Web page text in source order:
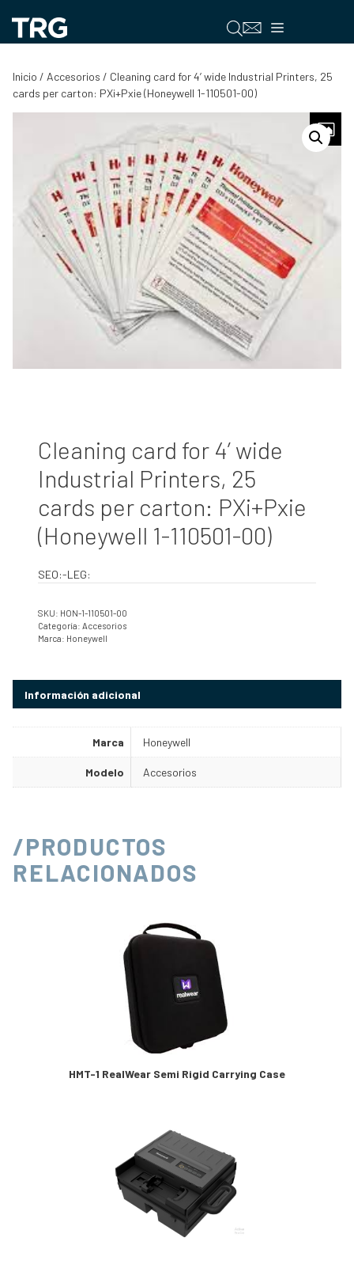
contenido
Menú
Inicio / Accesorios / Cleaning card for 4’ wide Industrial Printers, 25
cards per carton: PXi+Pxie (Honeywell 1-110501-00)
Cleaning card for 4’ wide
Industrial Printers, 25
cards per carton: PXi+Pxie
(Honeywell 1-110501-00)
SEO:-LEG:
SKU: HON-1-110501-00
Categoría: Accesorios
Marca: Honeywell
Información adicional
Marca Honeywell
Modelo Accesorios
/PRODUCTOS
RELACIONADOS
HMT-1 RealWear Semi Rigid Carrying Case